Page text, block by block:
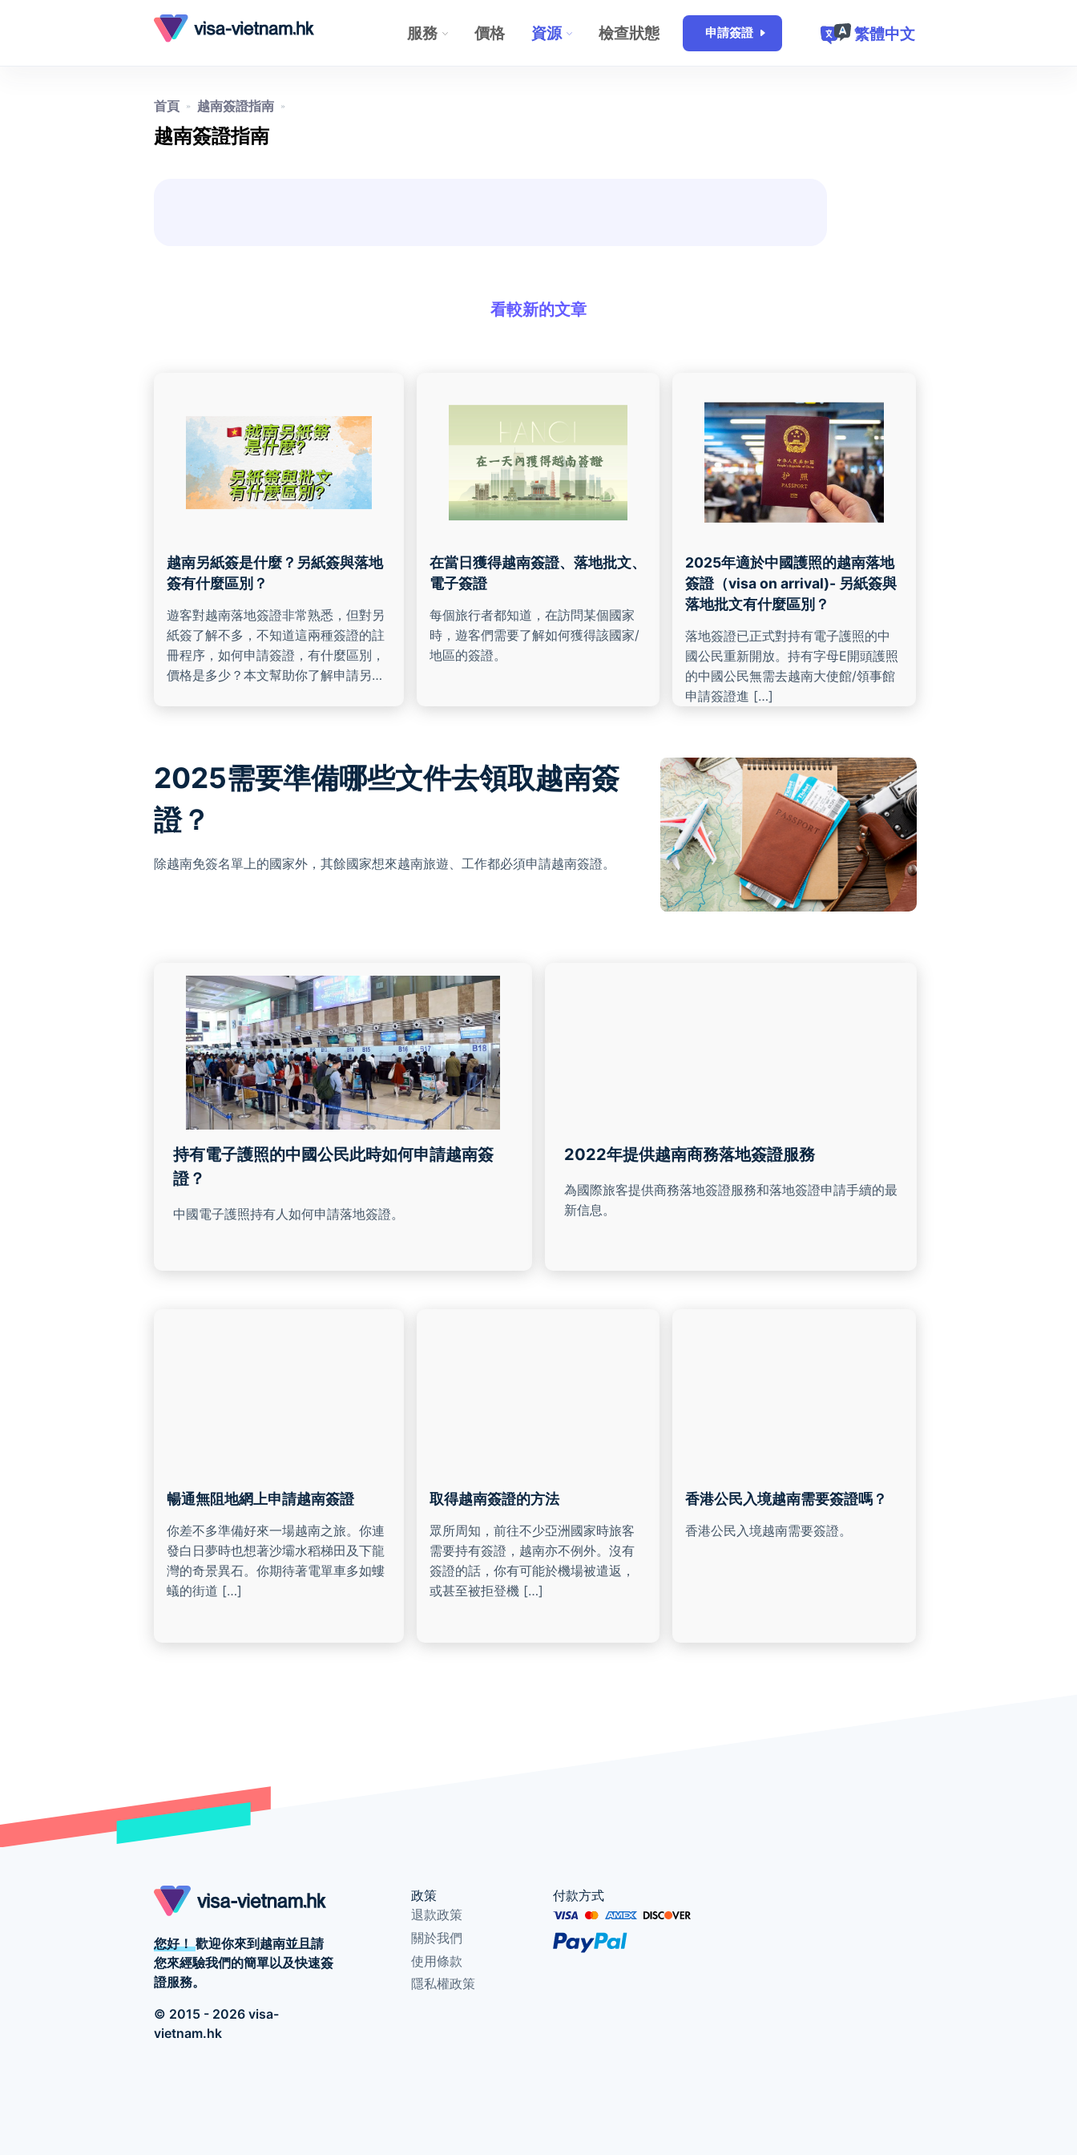
服務 價格 資源 檢查狀態 申請簽證 繁體中文
首頁 » 越南簽證指南 »
越南簽證指南
看較新的文章
越南另紙簽是什麼？另紙簽與落地
簽有什麼區別？
遊客對越南落地簽證非常熟悉，但對另
紙簽了解不多，不知道這兩種簽證的註
冊程序，如何申請簽證，有什麼區別，
價格是多少？本文幫助你了解申請另紙
在當日獲得越南簽證、落地批文、
電子簽證
每個旅行者都知道，在訪問某個國家
時，遊客們需要了解如何獲得該國家/
地區的簽證。
2025年適於中國護照的越南落地
簽證（visa on arrival)- 另紙簽與
落地批文有什麼區別？
落地簽證已正式對持有電子護照的中
國公民重新開放。持有字母E開頭護照
的中國公民無需去越南大使館/領事館
申請簽證進 […]
2025需要準備哪些文件去領取越南簽
證？
除越南免簽名單上的國家外，其餘國家想來越南旅遊、工作都必須申請越南簽證。
持有電子護照的中國公民此時如何申請越南簽
證？
中國電子護照持有人如何申請落地簽證。
2022年提供越南商務落地簽證服務
為國際旅客提供商務落地簽證服務和落地簽證申請手續的最
新信息。
暢通無阻地網上申請越南簽證
你差不多準備好來一場越南之旅。你連
發白日夢時也想著沙壩水稻梯田及下龍
灣的奇景異石。你期待著電單車多如螻
蟻的街道 […]
取得越南簽證的方法
眾所周知，前往不少亞洲國家時旅客
需要持有簽證，越南亦不例外。沒有
簽證的話，你有可能於機場被遣返，
或甚至被拒登機 […]
香港公民入境越南需要簽證嗎？
香港公民入境越南需要簽證。
您好！歡迎你來到越南並且請
您來經驗我們的簡單以及快速簽
證服務。
© 2015 - 2026 visa-
vietnam.hk
政策
退款政策
關於我們
使用條款
隱私權政策
付款方式